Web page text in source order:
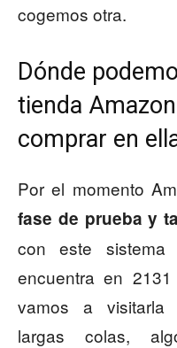
cogemos otra.
Dónde
tienda
comprar en
Por el momento
fase de prueba y
con este
encuentra en
vamos a visitarla
largas colas,